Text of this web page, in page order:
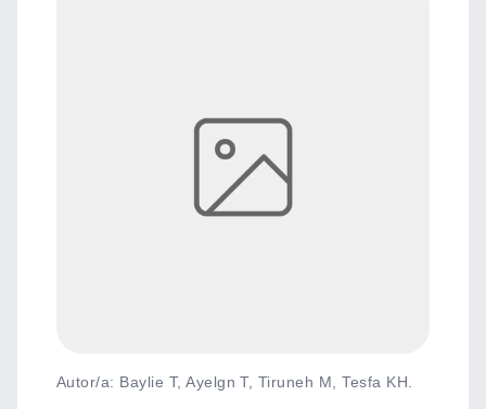
Autor/a: Baylie T, Ayelgn T, Tiruneh M, Tesfa KH.